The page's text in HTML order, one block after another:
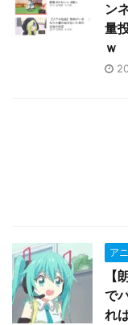
ン
量
ｗ
ア
【
で
れ